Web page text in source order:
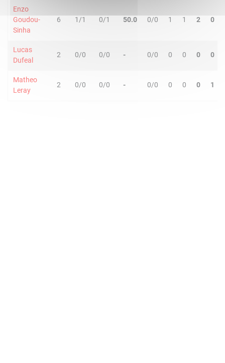
Enzo
Goudou-
Sinha
6 1/1 0/1 50.0 0/0 1 1 2 0
Lucas
Dufeal
2 0/0 0/0 - 0/0 0 0 0 0
Matheo
Leray
2 0/0 0/0 - 0/0 0 0 0 1